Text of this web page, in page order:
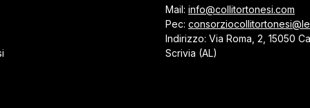
Mail: info@collitortonesi.com
Pec:
Indirizzo: Via Roma, 2, 15050
Scrivia (AL)